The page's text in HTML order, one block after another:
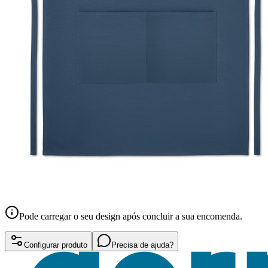
Pode carregar o seu design após concluir a sua encomenda.
Configurar produto Precisa de ajuda?